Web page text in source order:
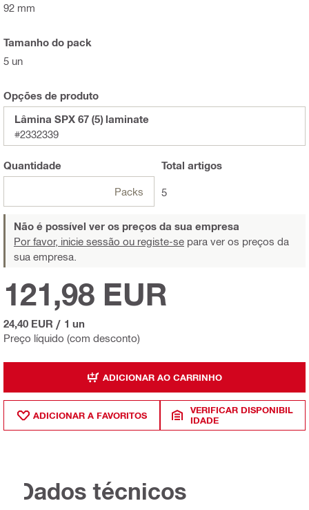
92 mm
Tamanho do pack
5 un
Opções de produto
Lâmina SPX 67 (5) laminate
#2332339
Quantidade
Packs
Total artigos
5
Não é possível ver os preços da sua empresa
Por favor, inicie sessão ou registe-se para ver os preços da
sua empresa.
Preço líquido (com desconto)
121,98 EUR
24,40 EUR / 1 un
ADICIONAR AO CARRINHO
ADICIONAR A FAVORITOS
VERIFICAR DISPONIBIL
IDADE
Dados técnicos